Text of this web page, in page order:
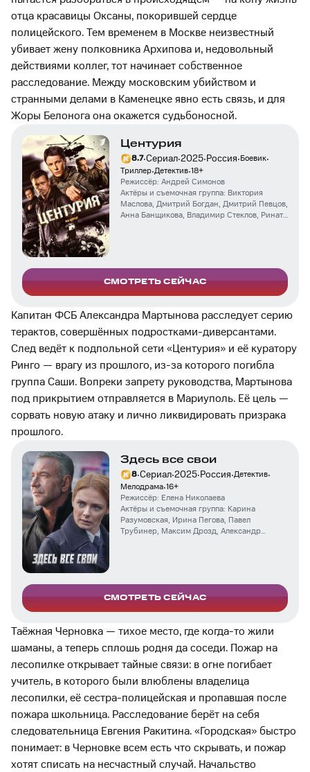
отца красавицы Оксаны, покорившей сердце
полицейского. Тем временем в Москве неизвестный
убивает жену полковника Архипова и, недовольный
действиями коллег, тот начинает собственное
расследование. Между московским убийством и
странными делами в Каменецке явно есть связь, и для
Жоры Белонога она окажется судьбоносной.
Центурия
8.7·Сериал·2025·Россия·Боевик·
Триллер·Детектив·18+
Режиссёр: Андрей Симонов
Актёры и съемочная группа: Виктория
Маслова, Дмитрий Богдан, Дмитрий Певцов,
Анна Банщикова, Владимир Стеклов, Ринат
СМОТРЕТЬ СЕЙЧАС
Капитан ФСБ Александра Мартынова расследует серию
терактов, совершённых подростками-диверсантами.
След ведёт к подпольной сети «Центурия» и её куратору
Ринго — врагу из прошлого, из-за которого погибла
группа Саши. Вопреки запрету руководства, Мартынова
под прикрытием отправляется в Мариуполь. Её цель —
сорвать новую атаку и лично ликвидировать призрака
прошлого.
Здесь все свои
8·Сериал·2025·Россия·Детектив·
Мелодрама·16+
Режиссёр: Елена Николаева
Актёры и съемочная группа: Карина
Разумовская, Ирина Пегова, Павел
Трубинер, Максим Дрозд, Александр
СМОТРЕТЬ СЕЙЧАС
Таёжная Черновка — тихое место, где когда-то жили
шаманы, а теперь сплошь родня да соседи. Пожар на
лесопилке открывает тайные связи: в огне погибает
учитель, в которого были влюблены владелица
лесопилки, её сестра-полицейская и пропавшая после
пожара школьница. Расследование берёт на себя
следовательница Евгения Ракитина. «Городская» быстро
понимает: в Черновке всем есть что скрывать, и пожар
хотят списать на несчастный случай. Начальство